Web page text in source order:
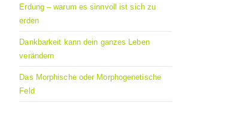
Erdung – warum es sinnvoll ist sich zu
erden
Dankbarkeit kann dein ganzes Leben
verändern
Das Morphische oder Morphogenetische
Feld